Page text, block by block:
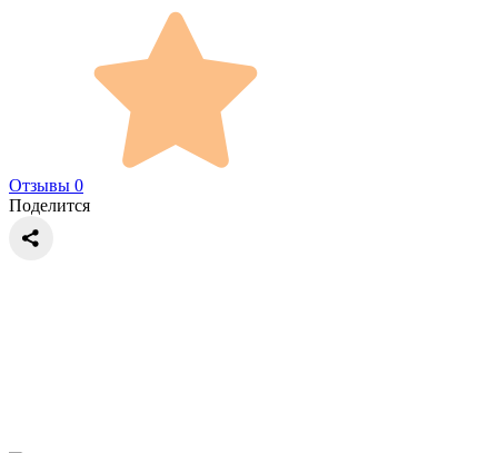
Отзывы 0
Поделится